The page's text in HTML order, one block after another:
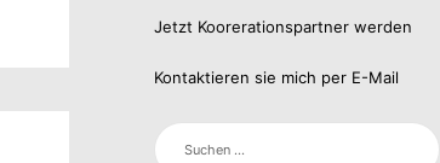
Jetzt Koorerationspartner werden
Kontaktieren sie mich per E-Mail
SUCHEN
NACH: